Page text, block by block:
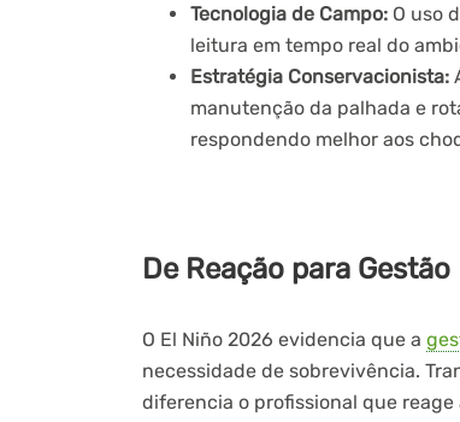
Tecnologia de Campo: O uso
leitura em tempo real do
Estratégia Conservacionista:
manutenção da palhada e
respondendo melhor aos
De Reação para Gestão
O El Niño 2026 evidencia que a
necessidade de sobrevivência.
diferencia o profissional que